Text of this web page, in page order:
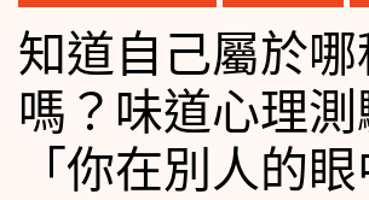
知道自己屬於
嗎？味道心理測
「你在別人的